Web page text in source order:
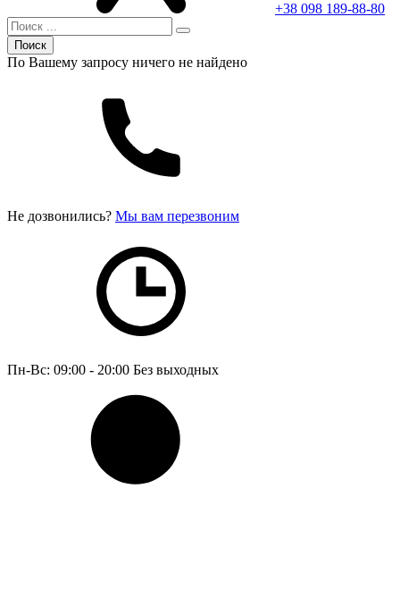
+38 098 189-88-80
Поиск
По Вашему запросу ничего не найдено
Не дозвонились? Мы вам перезвоним
Пн-Вс: 09:00 - 20:00 Без выходных